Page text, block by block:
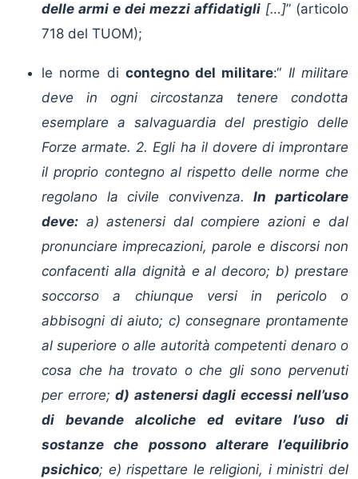
delle armi e dei mezzi affidatigli […]” (articolo
718 del TUOM);
le norme di contegno del militare:“ Il militare
deve in ogni circostanza tenere condotta
esemplare a salvaguardia del prestigio delle
Forze armate. 2. Egli ha il dovere di improntare
il proprio contegno al rispetto delle norme che
regolano la civile convivenza.In particolare
deve: a) astenersi dal compiere azioni e dal
pronunciare imprecazioni, parole e discorsi non
confacenti alla dignità e al decoro; b) prestare
soccorso a chiunque versi in pericolo o
abbisogni di aiuto; c) consegnare prontamente
al superiore o alle autorità competenti denaro o
cosa che ha trovato o che gli sono pervenuti
per errore; d) astenersi dagli eccessi nell’uso
di bevande alcoliche ed evitare l’uso di
sostanze che possono alterare l’equilibrio
psichico; e) rispettare le religioni, i ministri del